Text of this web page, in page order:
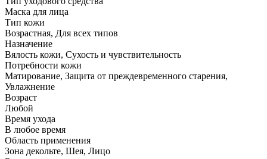
Маска для лица
Тип кожи
Возрастная, Для всех типов
Назначение
Вялость кожи, Сухость и чувствительность
Потребности кожи
Матирование, Защита от преждевременного старения,
Увлажнение
Возраст
Любой
Время ухода
В любое время
Область применения
Зона декольте, Шея, Лицо